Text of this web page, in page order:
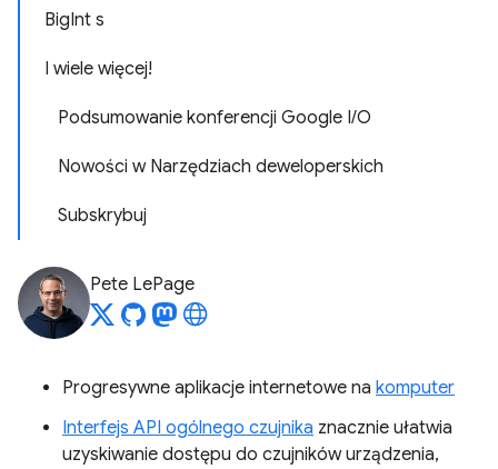
BigInt s
I wiele więcej!
Podsumowanie konferencji Google I/O
Nowości w Narzędziach deweloperskich
Subskrybuj
Pete LePage
Progresywne aplikacje internetowe na komputer
Interfejs API ogólnego czujnika znacznie ułatwia
uzyskiwanie dostępu do czujników urządzenia,